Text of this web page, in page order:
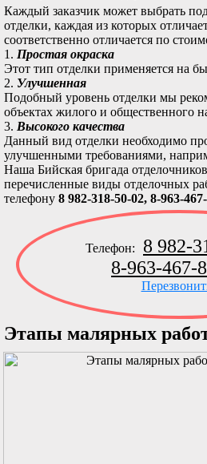
Каждый заказчик может выбрать
отделки, каждая из которых
соответственно отличается по
1. Простая окраска
Этот тип отделки применяется на
2. Улучшенная
Подобный уровень отделки мы
объектах жилого и общественного
3. Высокого качества
Данный вид отделки необходимо
улучшенными требованиями,
Наша Бийская бригада отделочников
перечисленные виды отделочных
телефону 8 982-318-50-02, 8-963-
Телефон:
8 982-
8-963-467-
Этапы малярных